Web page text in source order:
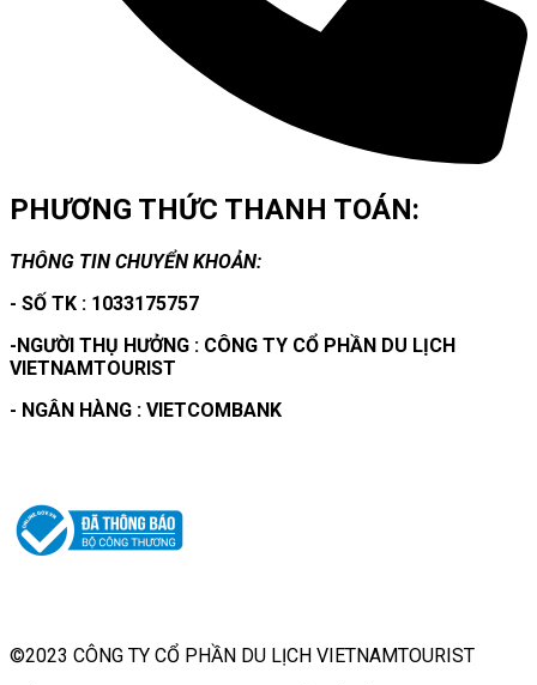
PHƯƠNG THỨC THANH TOÁN:
THÔNG TIN CHUYỂN KHOẢN:
- SỐ TK : 1033175757
-NGƯỜI THỤ HƯỞNG : CÔNG TY CỔ PHẦN DU LỊCH
VIETNAMTOURIST
- NGÂN HÀNG : VIETCOMBANK
©2023 CÔNG TY CỔ PHẦN DU LỊCH VIETNAMTOURIST